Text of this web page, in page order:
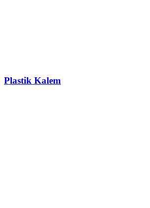
Plastik Kalem